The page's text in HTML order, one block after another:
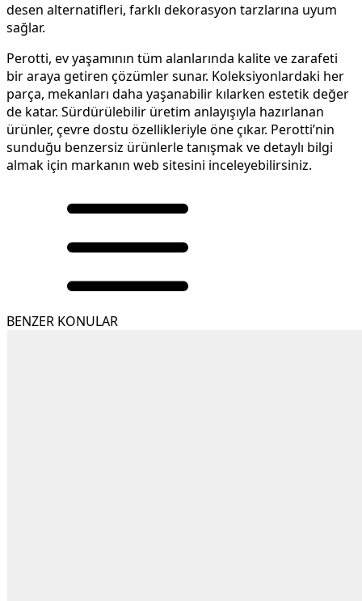
desen alternatifleri, farklı dekorasyon tarzlarına uyum
sağlar.
Perotti, ev yaşamının tüm alanlarında kalite ve zarafeti
bir araya getiren çözümler sunar. Koleksiyonlardaki her
parça, mekanları daha yaşanabilir kılarken estetik değer
de katar. Sürdürülebilir üretim anlayışıyla hazırlanan
ürünler, çevre dostu özellikleriyle öne çıkar. Perotti’nin
sunduğu benzersiz ürünlerle tanışmak ve detaylı bilgi
almak için markanın web sitesini inceleyebilirsiniz.
BENZER KONULAR